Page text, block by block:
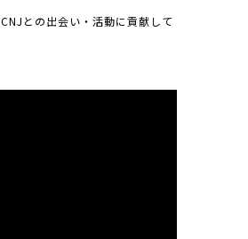
CNJとの出会い・活動に貢献して